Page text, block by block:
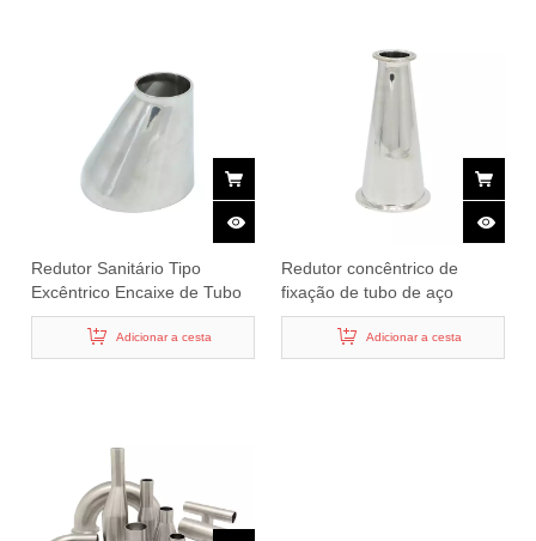
Redutor Sanitário Tipo
Excêntrico Encaixe de Tubo
de Aço Inoxidável
Adicionar a cesta
Redutor concêntrico de
fixação de tubo de aço
inoxidável sanitário
Adicionar a cesta